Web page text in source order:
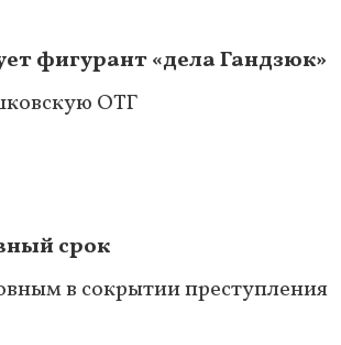
фигурант «дела Гандзюк»
ОТГ
срок
в сокрытии преступления